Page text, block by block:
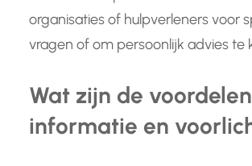
organisaties of hulpverleners voor
vragen of om persoonlijk advies te
Wat zijn de
informatie en